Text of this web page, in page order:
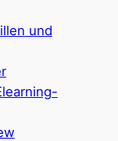
und